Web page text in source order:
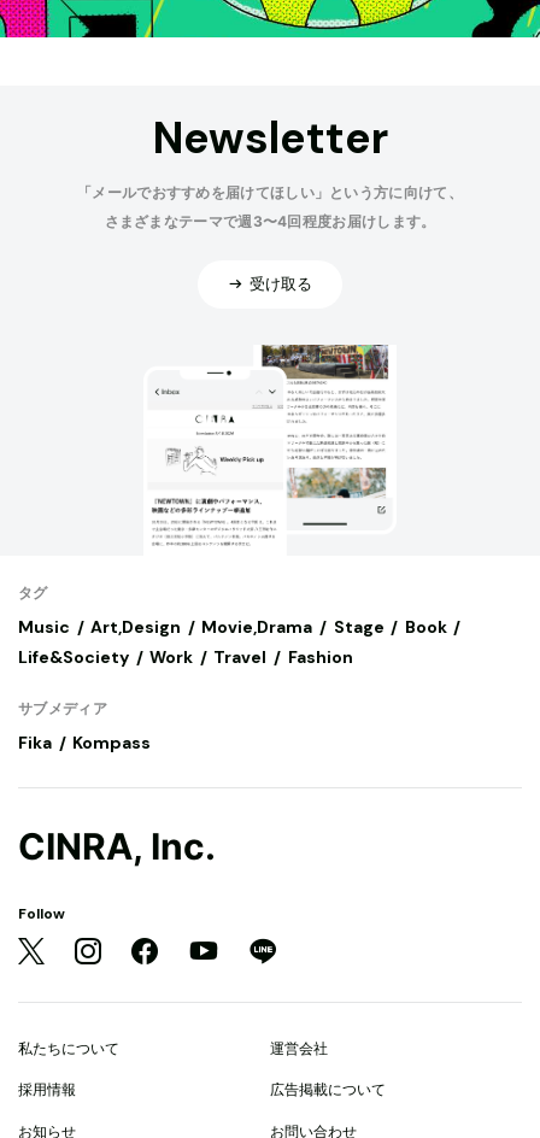
Newsletter
「メールでおすすめを届けてほしい」という方に向けて、
さまざまなテーマで週3〜4回程度お届けします。
受け取る
タグ
Music Art,Design Movie,Drama Stage
Book
Life&Society
Work Travel Fashion
サブメディア
Fika Kompass
CINRA, Inc.
Follow
私たちについて 運営会社
採用情報 広告掲載について
お知らせ お問い合わせ